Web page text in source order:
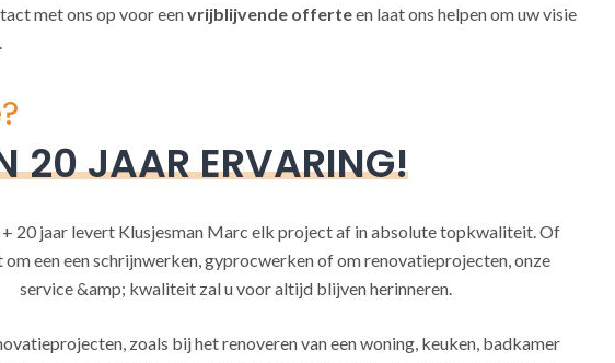
met ons op voor eenvrijblijvende offerteen laat ons helpen om uw visie
20 JAAR ERVARING!
+ 20 jaar levert Klusjesman Marc elk project af in absolute topkwaliteit. Of
om een een schrijnwerken, gyprocwerken of om renovatieprojecten, onze
service &amp; kwaliteit zal u voor altijd blijven herinneren.
zoals bij het renoveren van een woning, keuken, badkamer